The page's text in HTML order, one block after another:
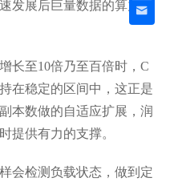
发展后巨量数据的算力需
长至10倍乃至百倍时，C
在稳定的区间中，这正是
本数做的自适应扩展，润
提供有力的支撑。
会检测负载状态，做到定